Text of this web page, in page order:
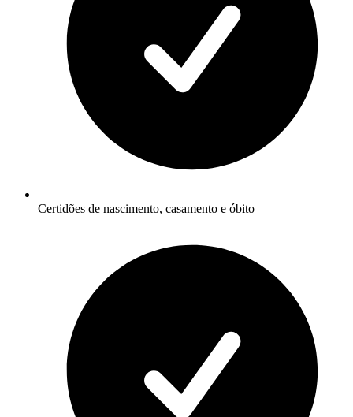
Certidões de nascimento, casamento e óbito